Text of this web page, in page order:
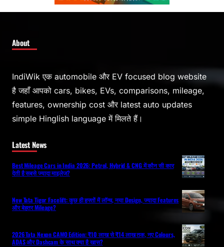
About
IndiWik एक automobile और EV focused blog website
है जहाँ आपको cars, bikes, EVs, comparisons, mileage,
features, ownership cost और latest auto updates
simple Hinglish language में मिलते हैं।
Latest News
Best Mileage Cars in India 2026: Petrol, Hybrid & CNG में कौन सी कार
देती है सबसे ज्यादा माइलेज?
New Tata Tigor Facelift: कुछ ही हफ्तों में लॉन्च, नया Design, ज्यादा Features
और बेहतर Mileage?
2026 Tata Nexon CAMO Edition: ₹10 लाख से ₹14 लाख तक, नए Colours,
ADAS और Dashcam के साथ क्या है खास?